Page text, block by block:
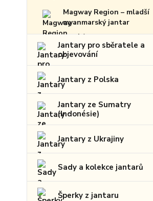
Magway Region – mladší
myanmarský jantar
Jantary pro sběratele a
objevování
Jantary z Polska
Jantary ze Sumatry
(Indonésie)
Jantary z Ukrajiny
Sady a kolekce jantarů
Šperky z jantaru